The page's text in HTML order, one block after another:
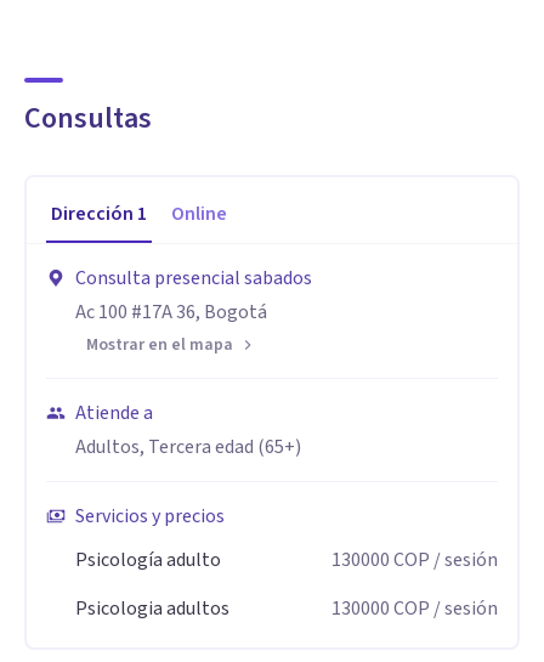
proceso". Contactame.
Aptitudes
Conocimientos sólidos, Apoyo y guia con base en la
evidencia.
Escucha activa, empatia y sensibilidad.
Solidaridad y comprension.
Consultas
Dirección 1 Online
Consulta presencial sabados
Ac 100 #17A 36, Bogotá
Mostrar en el mapa
Atiende a
Adultos, Tercera edad (65+)
Servicios y precios
Psicología adulto
130000COP / sesión
Psicologia adultos
130000COP / sesión